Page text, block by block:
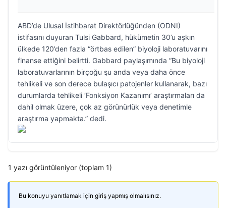
ABD’de Ulusal İstihbarat Direktörlüğünden (ODNI)
istifasını duyuran Tulsi Gabbard, hükümetin 30’u aşkın
ülkede 120’den fazla “örtbas edilen” biyoloji laboratuvarını
finanse ettiğini belirtti. Gabbard paylaşımında “Bu biyoloji
laboratuvarlarının birçoğu şu anda veya daha önce
tehlikeli ve son derece bulaşıcı patojenler kullanarak, bazı
durumlarda tehlikeli ‘Fonksiyon Kazanımı’ araştırmaları da
dahil olmak üzere, çok az görünürlük veya denetimle
araştırma yapmakta.” dedi.
1 yazı görüntüleniyor (toplam 1)
Bu konuyu yanıtlamak için giriş yapmış olmalısınız.